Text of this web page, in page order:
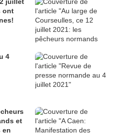
ont
4
et
en